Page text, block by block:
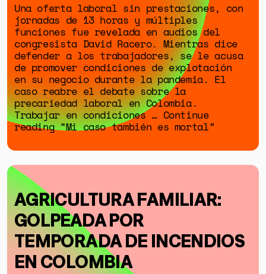
Una oferta laboral sin prestaciones, con
jornadas de 13 horas y múltiples
funciones fue revelada en audios del
congresista David Racero. Mientras dice
defender a los trabajadores, se le acusa
de promover condiciones de explotación
en su negocio durante la pandemia. El
caso reabre el debate sobre la
precariedad laboral en Colombia.
Trabajar en condiciones … Continue
reading “Mi caso también es mortal”
AGRICULTURA FAMILIAR:
GOLPEADA POR
TEMPORADA DE INCENDIOS
EN COLOMBIA